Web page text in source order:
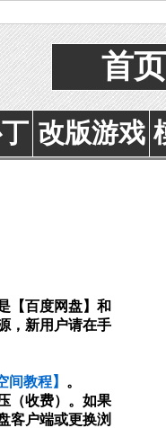
首页
改版游戏
【百度网盘】和
，新用户请在手
间教程】 。
（收费）。如果
客户端或更换浏